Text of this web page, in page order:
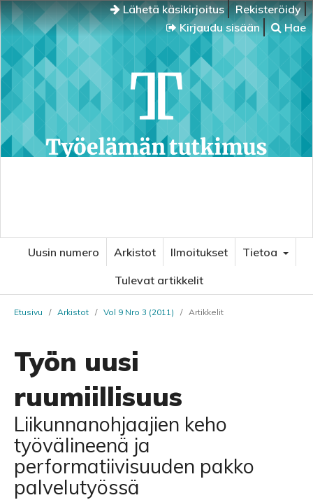
Lähetä käsikirjoitus
Rekisteröidy
Kirjaudu sisään
Hae
Uusin numero Arkistot Ilmoitukset
Tietoa
Tulevat artikkelit
Etusivu / Arkistot / Vol 9 Nro 3 (2011) / Artikkelit
Työn uusi
ruumiillisuus
Liikunnanohjaajien keho
työvälineenä ja
performatiivisuuden pakko
palvelutyössä